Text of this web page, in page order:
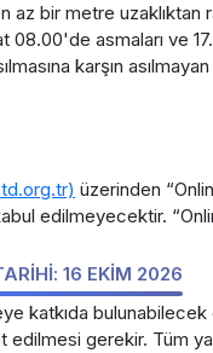
bir metre uzaklıktan
asmaları ve
karşın
üzerinden
edilmeyecektir.
16 EKİM 2026
katkıda
edilmesi gerekir. Tüm